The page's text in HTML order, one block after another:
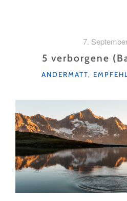
7.
5 verborgene
KATEGORIEN
ANDERMATT,